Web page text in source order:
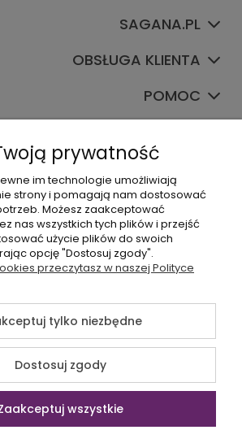
SAGANA.PL
OBSŁUGA KLIENTA
POMOC
+48535745555
Flex byEcommercy
prywatność
im technologie umożliwiają
strony i pomagają nam dostosować
Możesz zaakceptować
nas wszystkich tych plików i przejść
użycie plików do swoich
opcję "Dostosuj zgody".
przeczytasz w naszej Polityce
tylko niezbędne
Dostosuj zgody
wszystkie